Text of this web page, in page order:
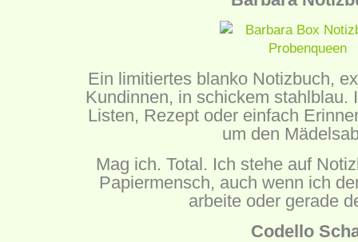
Ein limitiertes blanko Notizbuch,
Kundinnen, in schickem stahlblau.
Listen, Rezept oder einfach
um den
Mag ich. Total. Ich stehe auf
Papiermensch, auch wenn ich
arbeite oder gerade
Codello